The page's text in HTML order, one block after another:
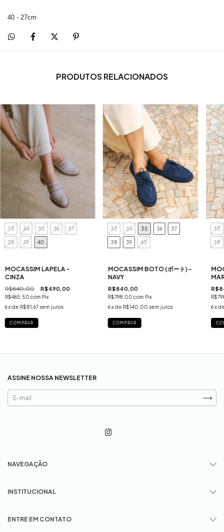
40 - 27cm
PRODUTOS RELACIONADOS
33 34 35 36 37
38 39 40
MOCASSIM LAPELA -
CINZA
R$840,00 R$490,00
R$465,50com Pix
6x de R$81,67sem juros
COMPRAR
33 34 35 36 37
38 39 40
MOCASSIM BOTO (ボート) -
NAVY
R$840,00
R$798,00com Pix
6x de R$140,00 sem juros
COMPRAR
33
38
6 x
ASSINE NOSSA NEWSLETTER
NAVEGAÇÃO
INSTITUCIONAL
ENTRE EM CONTATO